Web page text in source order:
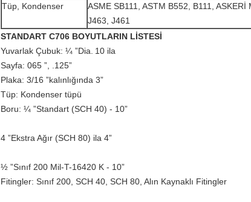
Tüp, Kondenser
ASME SB111, ASTM B552, B111, ASKERİ
J463, J461
STANDART C706 BOYUTLARIN LİSTESİ
Yuvarlak Çubuk: ¼ ”Dia. 10 ila
Sayfa: 065 ”, .125”
Plaka: 3/16 ”kalınlığında 3”
Tüp: Kondenser tüpü
Boru: ¼ ”Standart (SCH 40) - 10”
4 ”Ekstra Ağır (SCH 80) ila 4”
½ ”Sınıf 200 Mil-T-16420 K - 10”
Fitingler: Sınıf 200, SCH 40, SCH 80, Alın Kaynaklı Fitingler